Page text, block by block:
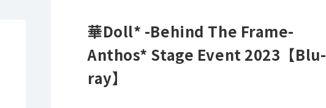
華Doll* -Behind The Frame-
Anthos* Stage Event 2023【Blu-
ray】